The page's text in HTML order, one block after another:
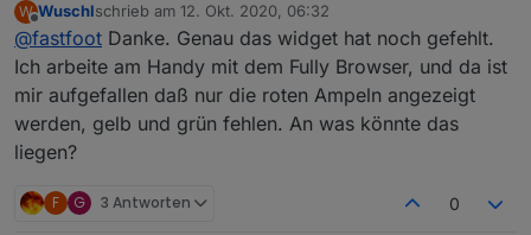
Österreich habe ich einmal versucht, die Daten für
Deutschland anhand der 7 Tage Werte
zusammenzufassen. Grundlage dieser Daten ist der
Covid 19 Adapter, weshalb er vor Nutzung installiert
und konfiguriert(Städte und Kreise) werden muss
Ich hoffe jemand kann es gebrauchen, über Feedback
würde ich mich natürlich freuen.
Features:
Eigene Kreise/Städte können definiert werden,
die Anzeige erfolgt dann am Beginn der Tabelle
Werte werden ausgeblendet
W
Offline
Wuschlschrieb am 12. Okt. 2020, 06:32
zuletzt editiert von
@fastfoot Danke. Genau das widget hat noch gefehlt.
Ich arbeite am Handy mit dem Fully Browser, und da ist
mir aufgefallen daß nur die roten Ampeln angezeigt
werden, gelb und grün fehlen. An was könnte das
liegen?
F G 3 Antworten 0